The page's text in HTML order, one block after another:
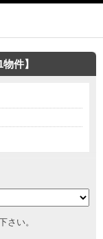
件】
さい。